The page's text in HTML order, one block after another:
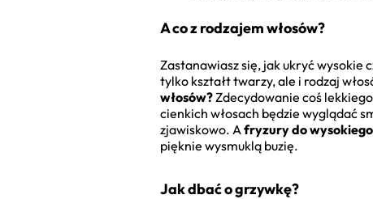
A co z rodzajem włosów?
Zastanawiasz się, jak ukryć wysokie
tylko kształt twarzy, ale i rodzaj
włosów?Zdecydowanie coś
cienkich włosach będzie wyglądać
zjawiskowo. A fryzury do
pięknie wysmuklą buzię.
Jak dbać o grzywkę?